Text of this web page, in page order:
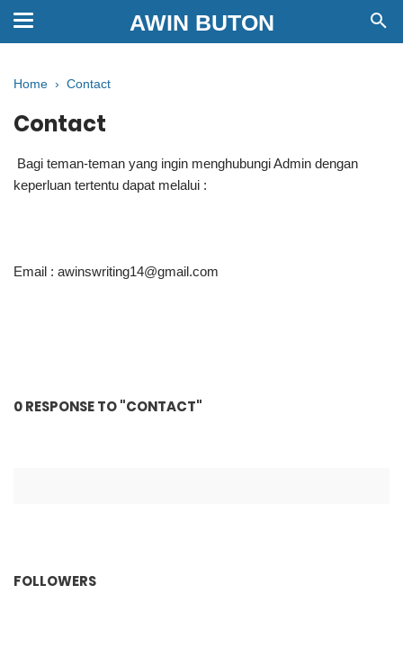
AWIN BUTON
Home › Contact
Contact
Bagi teman-teman yang ingin menghubungi Admin dengan
keperluan tertentu dapat melalui :
Email : awinswriting14@gmail.com
0 RESPONSE TO "CONTACT"
FOLLOWERS